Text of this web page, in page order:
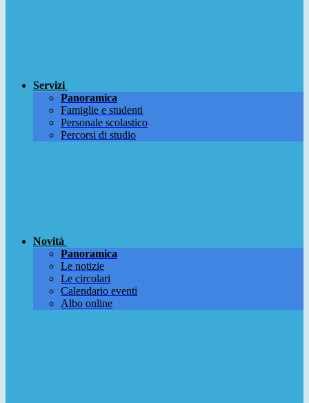
Servizi
Panoramica
Famiglie e studenti
Personale scolastico
Percorsi di studio
Novità
Panoramica
Le notizie
Le circolari
Calendario eventi
Albo online